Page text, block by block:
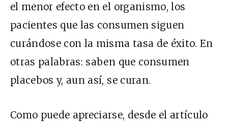
el menor efecto en el organismo, los
pacientes que las consumen siguen
curándose con la misma tasa de éxito. En
otras palabras: saben que consumen
placebos y, aun así, se curan.
Como puede apreciarse, desde el artículo